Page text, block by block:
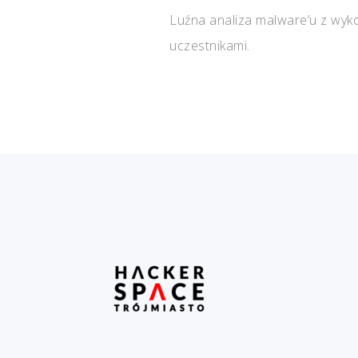
Luźna analiza malware’u z
uczestnikami.